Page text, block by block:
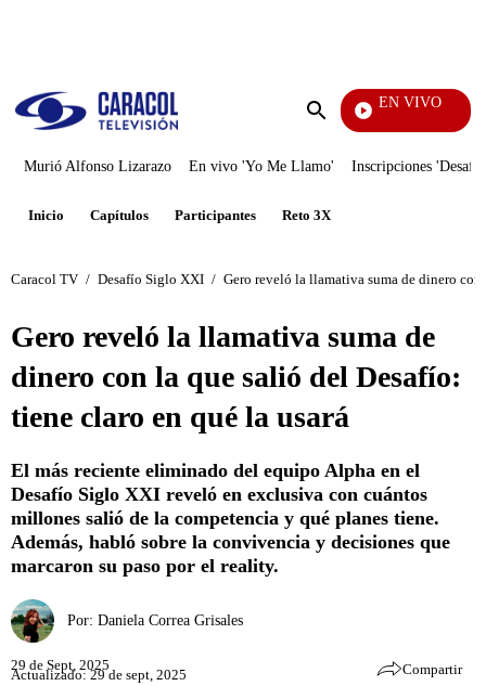
Enviar
EN VIVO
Vecinos
Murió Alfonso Lizarazo En vivo 'Yo Me Llamo' Inscripciones
Inicio Capítulos Participantes Reto 3X
Caracol TV / Desafío Siglo XXI / Gero reveló la llamativa suma de dinero
Gero reveló la llamativa suma de
dinero con la que salió del Desafío:
tiene claro en qué la usará
El más reciente eliminado del equipo Alpha en el
Desafío Siglo XXI reveló en exclusiva con cuántos
millones salió de la competencia y qué planes tiene.
Además, habló sobre la convivencia y decisiones que
marcaron su paso por el reality.
Por: Daniela Correa Grisales
29 de Sept, 2025
Actualizado: 29 de sept, 2025 Compartir